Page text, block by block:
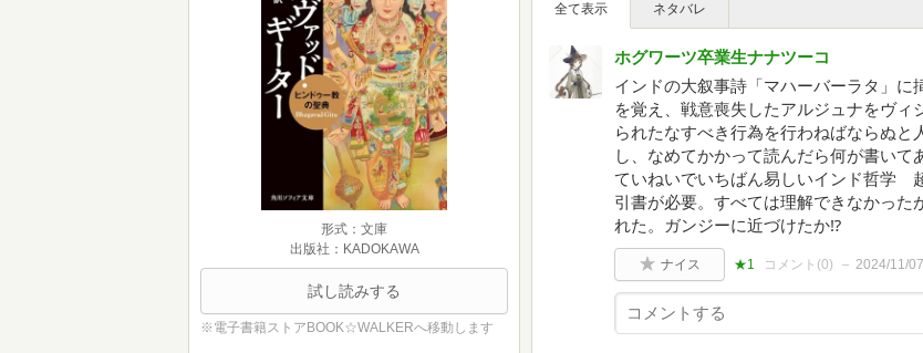
形式：文庫
出版社：KADOKAWA
試し読みする
※電子書籍ストアBOOK☆WALKERへ移動します
全て表示 ネタバレ
ホグワーツ卒業生ナナツーコ
インドの大叙事詩「マハーバーラタ」に
を覚え、戦意喪失したアルジュナをヴィ
られたなすべき行為を行わねばならぬ
し、なめてかかって読んだら何が書い
ていねいでいちばん易しいインド哲学
引書が必要。すべては理解できなかっ
れた。ガンジーに近づけたか⁉
ナイス ★1 コメント(0) 2024/11/07